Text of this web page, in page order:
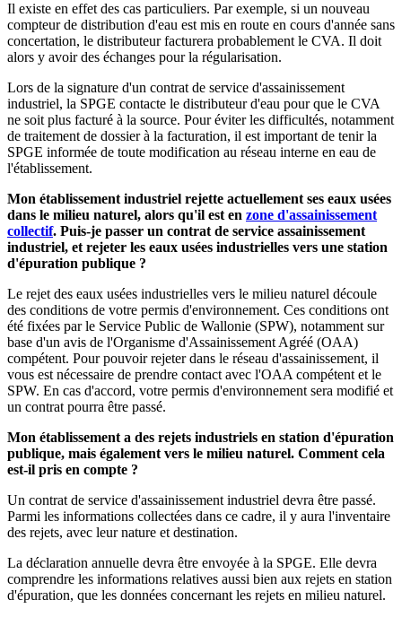
Il existe en effet des cas particuliers. Par exemple, si un nouveau
compteur de distribution d'eau est mis en route en cours d'année sans
concertation, le distributeur facturera probablement le CVA. Il doit
alors y avoir des échanges pour la régularisation.
Lors de la signature d'un contrat de service d'assainissement
industriel, la SPGE contacte le distributeur d'eau pour que le CVA
ne soit plus facturé à la source. Pour éviter les difficultés, notamment
de traitement de dossier à la facturation, il est important de tenir la
SPGE informée de toute modification au réseau interne en eau de
l'établissement.
Mon établissement industriel rejette actuellement ses eaux usées
dans le milieu naturel, alors qu'il est en zone d'assainissement
collectif. Puis-je passer un contrat de service assainissement
industriel, et rejeter les eaux usées industrielles vers une station
d'épuration publique ?
Le rejet des eaux usées industrielles vers le milieu naturel découle
des conditions de votre permis d'environnement. Ces conditions ont
été fixées par le Service Public de Wallonie (SPW), notamment sur
base d'un avis de l'Organisme d'Assainissement Agréé (OAA)
compétent. Pour pouvoir rejeter dans le réseau d'assainissement, il
vous est nécessaire de prendre contact avec l'OAA compétent et le
SPW. En cas d'accord, votre permis d'environnement sera modifié et
un contrat pourra être passé.
Mon établissement a des rejets industriels en station d'épuration
publique, mais également vers le milieu naturel. Comment cela
est-il pris en compte ?
Un contrat de service d'assainissement industriel devra être passé.
Parmi les informations collectées dans ce cadre, il y aura l'inventaire
des rejets, avec leur nature et destination.
La déclaration annuelle devra être envoyée à la SPGE. Elle devra
comprendre les informations relatives aussi bien aux rejets en station
d'épuration, que les données concernant les rejets en milieu naturel.